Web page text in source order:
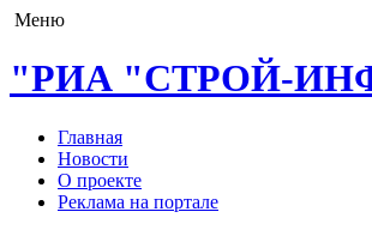
Меню
"РИА "СТРОЙ-
Главная
Новости
О проекте
Реклама на портале